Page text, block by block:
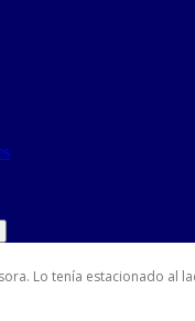
Lo tenía estacionado al